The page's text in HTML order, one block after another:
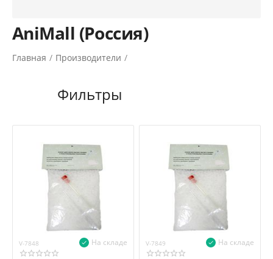
AniMall (Россия)
Главная / Производители /
V-7848 На складе V-7849 На складе